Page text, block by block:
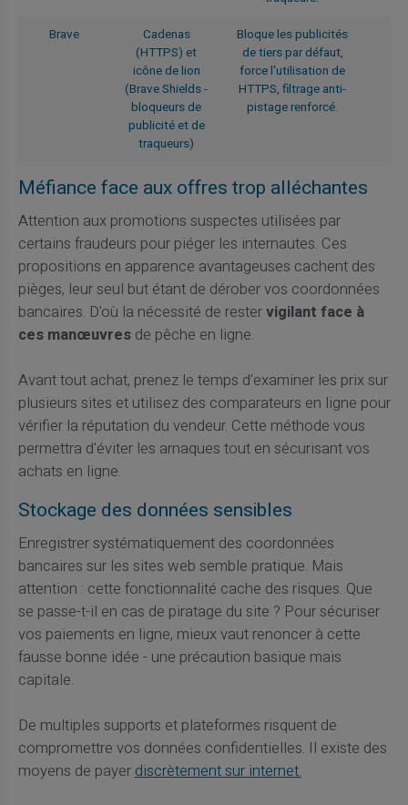
Brave
Cadenas
(HTTPS) et
icône de lion
(Brave Shields -
bloqueurs de
publicité et de
traqueurs)
Bloque les publicités
de tiers par défaut,
force l'utilisation de
HTTPS, filtrage anti-
pistage renforcé.
Méfiance face aux offres trop alléchantes
Attention aux promotions suspectes utilisées par
certains fraudeurs pour piéger les internautes. Ces
propositions en apparence avantageuses cachent des
pièges, leur seul but étant de dérober vos coordonnées
bancaires. D'où la nécessité de restervigilant face à
ces manœuvresde pêche en ligne.
Avant tout achat, prenez le temps d'examiner les prix sur
plusieurs sites et utilisez des comparateurs en ligne pour
vérifier la réputation du vendeur. Cette méthode vous
permettra d'éviter les arnaques tout en sécurisant vos
achats en ligne.
Stockage des données sensibles
Enregistrer systématiquement des coordonnées
bancaires sur les sites web semble pratique. Mais
attention : cette fonctionnalité cache des risques. Que
se passe-t-il en cas de piratage du site ? Pour sécuriser
vos paiements en ligne, mieux vaut renoncer à cette
fausse bonne idée - une précaution basique mais
capitale.
De multiples supports et plateformes risquent de
compromettre vos données confidentielles. Il existe des
moyens de payerdiscrètement sur internet.